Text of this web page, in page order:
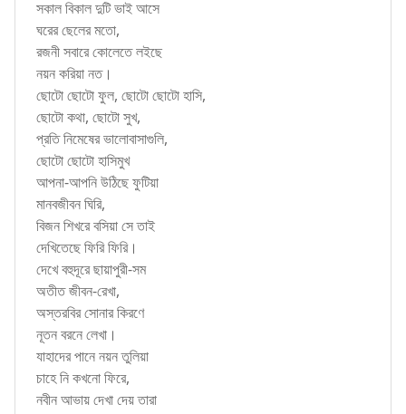
সকাল বিকাল দুটি ভাই আসে
ঘরের ছেলের মতো,
রজনী সবারে কোলেতে লইছে
নয়ন করিয়া নত।
ছোটো ছোটো ফুল, ছোটো ছোটো হাসি,
ছোটো কথা, ছোটো সুখ,
প্রতি নিমেষের ভালোবাসাগুলি,
ছোটো ছোটো হাসিমুখ
আপনা-আপনি উঠিছে ফুটিয়া
মানবজীবন ঘিরি,
বিজন শিখরে বসিয়া সে তাই
দেখিতেছে ফিরি ফিরি।
দেখে বহুদূরে ছায়াপুরী-সম
অতীত জীবন-রেখা,
অস্তরবির সোনার কিরণে
নূতন বরনে লেখা।
যাহাদের পানে নয়ন তুলিয়া
চাহে নি কখনো ফিরে,
নবীন আভায় দেখা দেয় তারা